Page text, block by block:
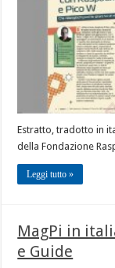
Estratto, tradotto in
della Fondazione
Leggi tutto »
MagPi in
e Guide